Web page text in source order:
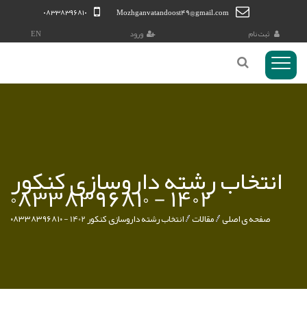
۰۸۳۳۸۳۹۶۸۱۰
Mozhganvatandoost49@gmail.com
ثبت نام
ورود EN
کاربری
انتخاب رشته داروسازی کنکور
1402 - ۰۸۳۳۸۳۹۶۸۱۰ صفحه ی اصلی مقالات انتخاب رشته داروسازی کنکور 1402 - ۰۸۳۳۸۳۹۶۸۱۰